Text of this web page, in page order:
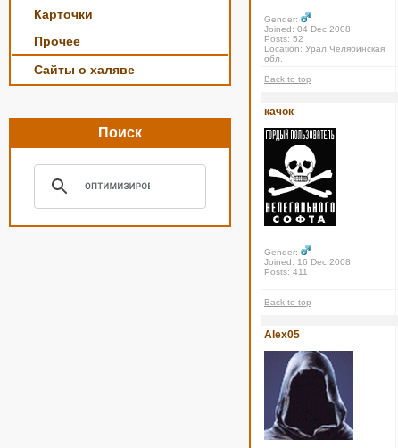
Карточки
Прочее
Сайты о халяве
Поиск
Gender:
Joined: 04 Dec 2008
Posts: 52
Location: Урал,Челябинская
обл.
Back to top
качок
Gender:
Joined: 16 Dec 2008
Posts: 411
Back to top
Alex05